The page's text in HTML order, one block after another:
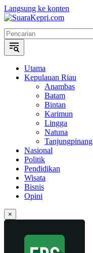
Langsung ke konten
Utama
Kepulauan Riau
Anambas
Batam
Bintan
Karimun
Lingga
Natuna
Tanjungpinang
Nasional
Politik
Pendidikan
Wisata
Bisnis
Opini
×